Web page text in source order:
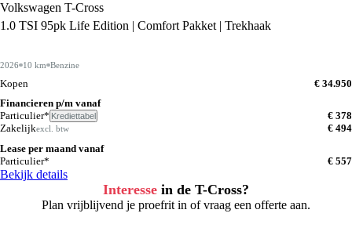
Volkswagen T-Cross
1.0 TSI 95pk Life Edition | Comfort Pakket | Trekhaak
2026 10 km Benzine
Kopen
€ 34.950
Financieren p/m vanaf
Particulier* Krediettabel
€ 378
Zakelijkexcl. btw
€ 494
Lease per maand vanaf
Particulier*
€ 557
Bekijk details
Interesse in de T-Cross?
Plan vrijblijvend je proefrit in of vraag een offerte aan.